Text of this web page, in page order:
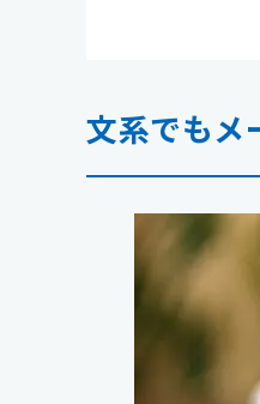
文系でもメ